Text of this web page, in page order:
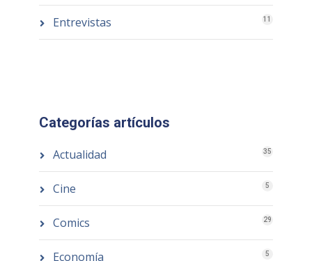
Entrevistas 11
Categorías artículos
Actualidad 35
Cine 5
Comics 29
Economía 5